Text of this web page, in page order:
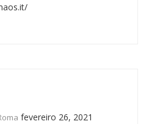
fevereiro 26, 2021